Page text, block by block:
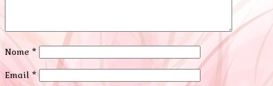
Nome *
Email *